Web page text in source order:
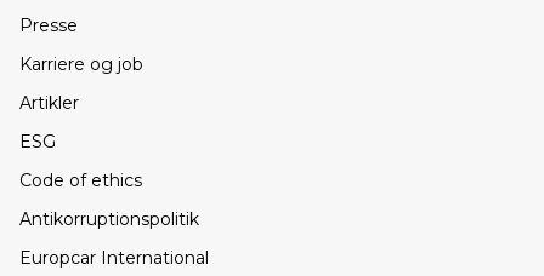
Presse
Karriere og job
Artikler
ESG
Code of ethics
Antikorruptionspolitik
Europcar International